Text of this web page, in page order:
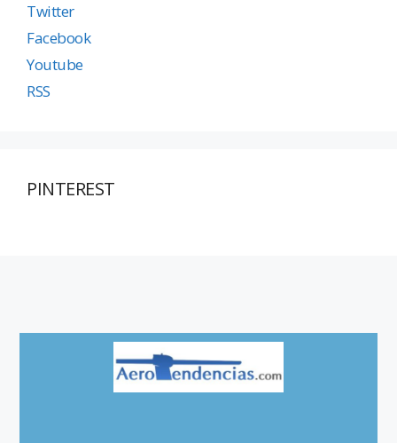
Twitter
Facebook
Youtube
RSS
PINTEREST